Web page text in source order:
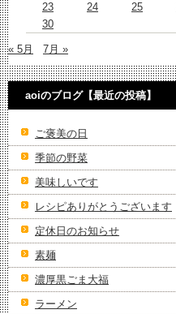
23
24 25
30
« 5月 7月 »
aoiのブログ【最近の投稿】
ご褒美の日
季節の野菜
美味しいです
レシピありがとうございます
定休日のお知らせ
素麺
濃厚黒ごま大福
ラーメン